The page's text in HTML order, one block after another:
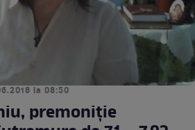
la 08:50
premoniție